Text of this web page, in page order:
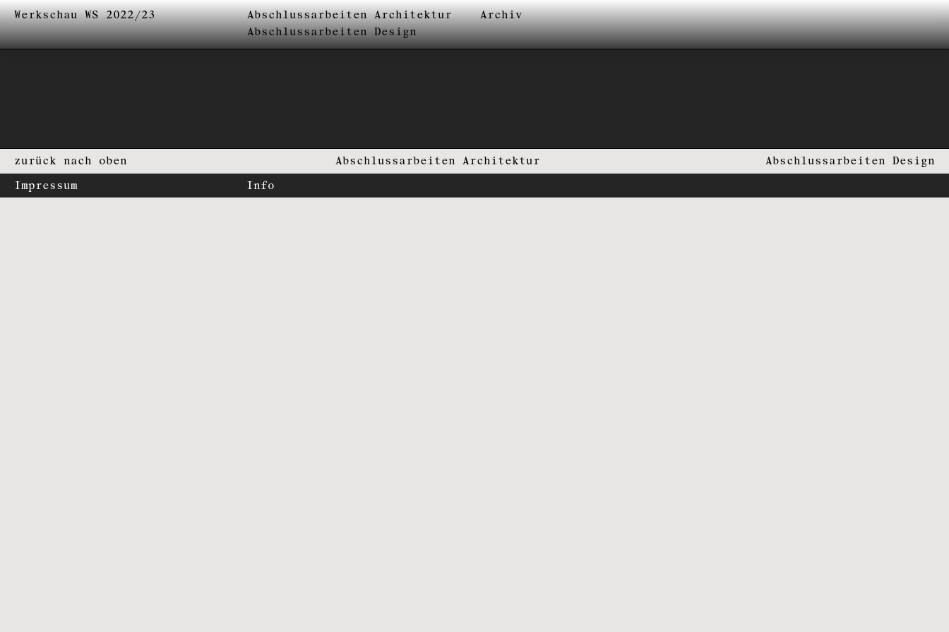
Werkschau WS 2022/23
Abschlussarbeiten Architektur
Abschlussarbeiten Design
Archiv
zurück nach oben Abschlussarbeiten Architektur
Abschlussarbeiten Design
Impressum
Info